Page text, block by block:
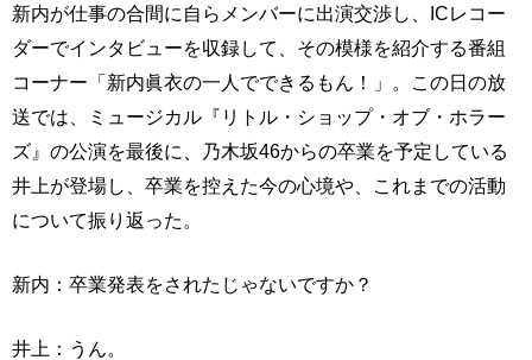
新内が仕事の合間に自らメンバーに出演交渉し、ICレコー
ダーでインタビューを収録して、その模様を紹介する番組
コーナー「新内眞衣の一人でできるもん！」。この日の放
送では、ミュージカル『リトル・ショップ・オブ・ホラー
ズ』の公演を最後に、乃木坂46からの卒業を予定している
井上が登場し、卒業を控えた今の心境や、これまでの活動
について振り返った。
新内：卒業発表をされたじゃないですか？
井上：うん。